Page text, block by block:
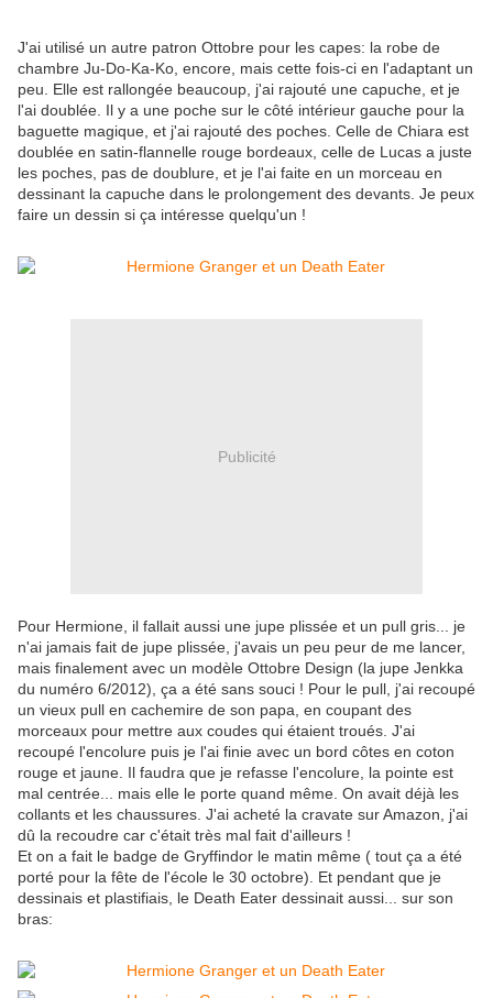
J'ai utilisé un autre patron Ottobre pour les capes: la robe de
chambre Ju-Do-Ka-Ko, encore, mais cette fois-ci en l'adaptant un
peu. Elle est rallongée beaucoup, j'ai rajouté une capuche, et je
l'ai doublée. Il y a une poche sur le côté intérieur gauche pour la
baguette magique, et j'ai rajouté des poches. Celle de Chiara est
doublée en satin-flannelle rouge bordeaux, celle de Lucas a juste
les poches, pas de doublure, et je l'ai faite en un morceau en
dessinant la capuche dans le prolongement des devants. Je peux
faire un dessin si ça intéresse quelqu'un !
Publicité
Pour Hermione, il fallait aussi une jupe plissée et un pull gris... je
n'ai jamais fait de jupe plissée, j'avais un peu peur de me lancer,
mais finalement avec un modèle Ottobre Design (la jupe Jenkka
du numéro 6/2012), ça a été sans souci ! Pour le pull, j'ai recoupé
un vieux pull en cachemire de son papa, en coupant des
morceaux pour mettre aux coudes qui étaient troués. J'ai
recoupé l'encolure puis je l'ai finie avec un bord côtes en coton
rouge et jaune. Il faudra que je refasse l'encolure, la pointe est
mal centrée... mais elle le porte quand même. On avait déjà les
collants et les chaussures. J'ai acheté la cravate sur Amazon, j'ai
dû la recoudre car c'était très mal fait d'ailleurs !
Et on a fait le badge de Gryffindor le matin même ( tout ça a été
porté pour la fête de l'école le 30 octobre). Et pendant que je
dessinais et plastifiais, le Death Eater dessinait aussi... sur son
bras: